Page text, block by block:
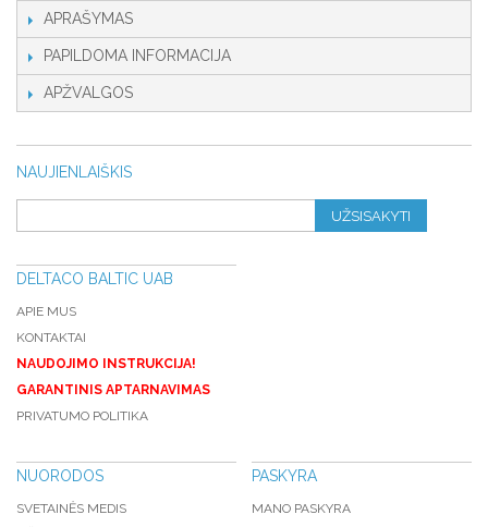
APRAŠYMAS
PAPILDOMA INFORMACIJA
APŽVALGOS
NAUJIENLAIŠKIS
UŽSISAKYTI
DELTACO BALTIC UAB
APIE MUS
KONTAKTAI
NAUDOJIMO INSTRUKCIJA!
GARANTINIS APTARNAVIMAS
PRIVATUMO POLITIKA
NUORODOS
SVETAINĖS MEDIS
PASKYRA
MANO PASKYRA